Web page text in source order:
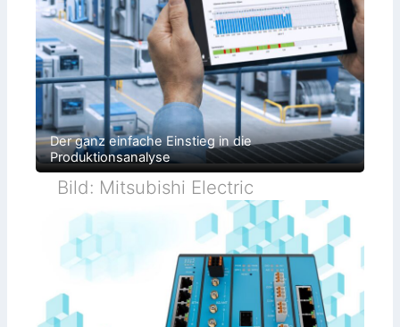
Der ganz einfache Einstieg in die
Produktionsanalyse
Bild: Mitsubishi Electric